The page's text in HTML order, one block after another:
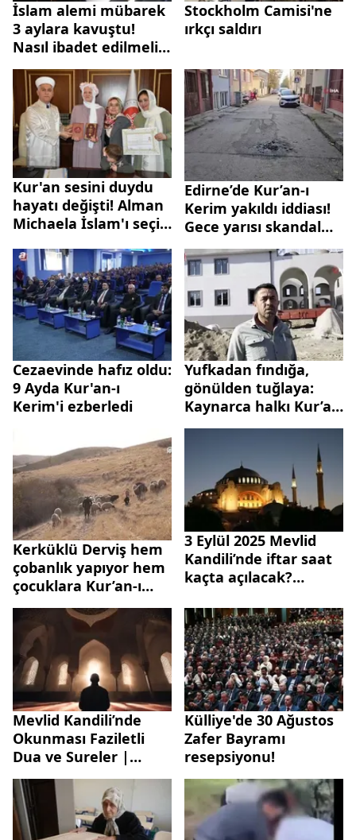
İslam alemi mübarek
3 aylara kavuştu!
Nasıl ibadet edilmeli?
Neler yapılmalı?
Stockholm Camisi'ne
ırkçı saldırı
Kur'an sesini duydu
hayatı değişti! Alman
Michaela İslam'ı seçip
Edirne’de Kur’an-ı
Kerim yakıldı iddiası!
Gece yarısı skandal
olay
Cezaevinde hafız oldu:
9 Ayda Kur'an-ı
Kerim'i ezberledi
Yufkadan fındığa,
gönülden tuğlaya:
Kaynarca halkı Kur’an
Kursu için el ele
Kerküklü Derviş hem
çobanlık yapıyor hem
çocuklara Kur’an-ı
Kerim öğretiyor
3 Eylül 2025 Mevlid
Kandili’nde iftar saat
kaçta açılacak?
saatleri
Mevlid Kandili’nde
Okunması Faziletli
Dua ve Sureler |
Mevlid Kandili’nde
okunabilecek dua ve
sureler neler?
ARAPÇA-TÜRKÇE
Külliye'de 30 Ağustos
Zafer Bayramı
resepsiyonu!